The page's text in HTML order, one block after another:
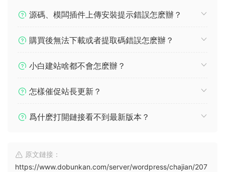
源碼、模闆插件上傳安裝提示錯誤怎麽辦？
購買後無法下載或者提取碼錯誤怎麽辦？
小白建站啥都不會怎麽辦？
怎樣催促站長更新？
爲什麽打開鏈接看不到最新版本？
原文鏈接：
https://www.dobunkan.com/server/wordpress/chajian/207